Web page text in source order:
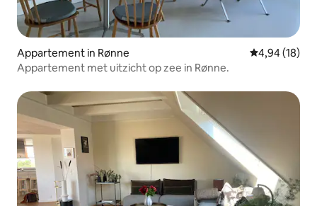
Appartement in Rønne Gemiddelde
4,94 (18)
Appartement met uitzicht op zee in Rønne.